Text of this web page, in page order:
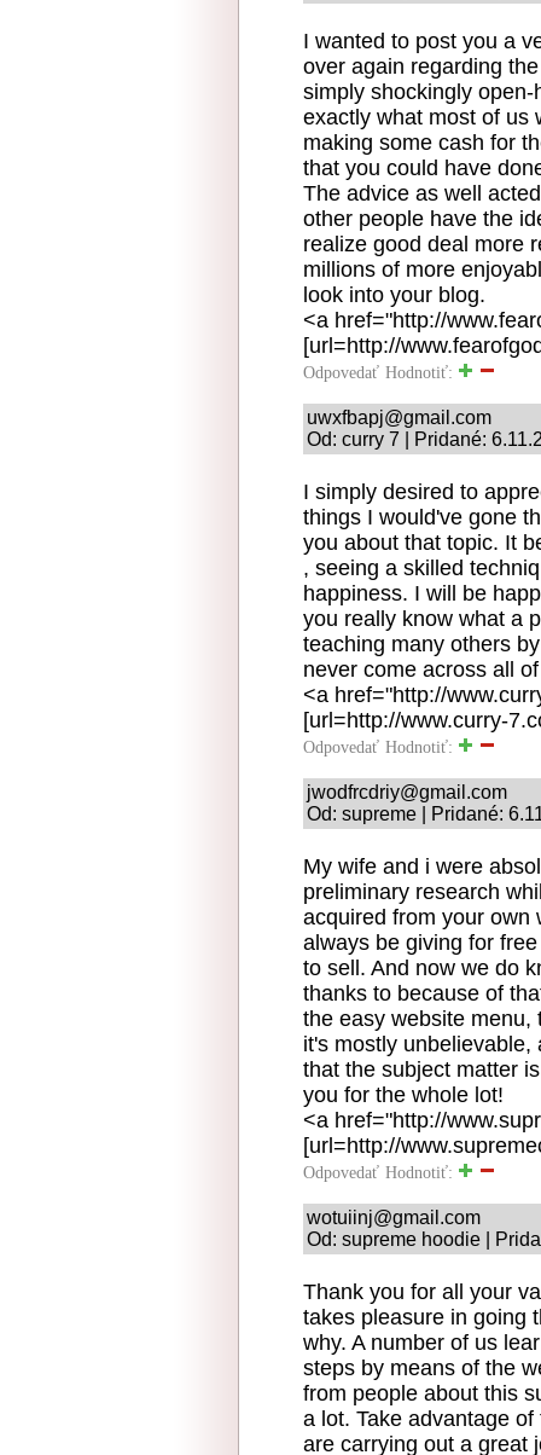
I wanted to post you a
over again regarding
simply shockingly
exactly what most of us
making some cash for
that you could have
The advice as well
other people have the
realize good deal more
millions of more
look into your blog.
<a href="http://
[url=http://
Odpovedať Hodnotiť:
uwxfbapj@gmail.com
Od: curry 7 | Pridané:
I simply desired to
things I would've gone
you about that topic. It
, seeing a skilled
happiness. I will be
you really know what a
teaching many others
never come across all
<a href="http://
[url=http://www.curry-
Odpovedať Hodnotiť:
jwodfrcdriy@gmail.com
Od: supreme | Pridané:
My wife and i were
preliminary research
acquired from your own
always be giving for
to sell. And now we do
thanks to because of
the easy website menu,
it's mostly
that the subject matter
you for the whole lot!
<a href="http://
[url=http://
Odpovedať Hodnotiť:
wotuiinj@gmail.com
Od: supreme hoodie |
Thank you for all your
takes pleasure in going
why. A number of us
steps by means of the
from people about this
a lot. Take advantage
are carrying out a great